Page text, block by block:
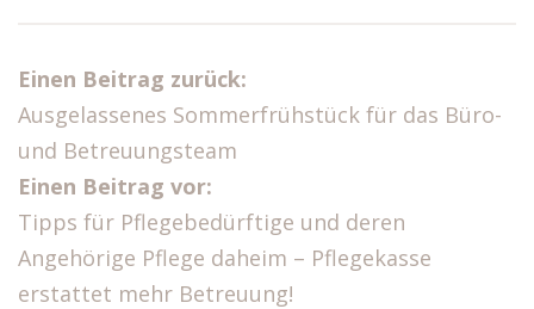
Einen Beitrag zurück:
Ausgelassenes Sommerfrühstück für das Büro-
und Betreuungsteam
Einen Beitrag vor:
Tipps für Pflegebedürftige und deren
Angehörige Pflege daheim – Pflegekasse
erstattet mehr Betreuung!